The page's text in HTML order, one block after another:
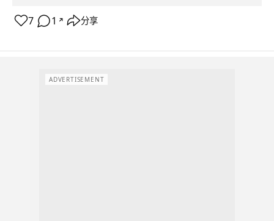
7 1 ↗ 分享
ADVERTISEMENT